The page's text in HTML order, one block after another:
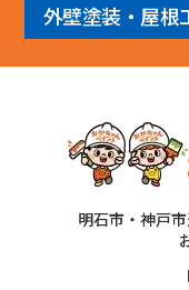
外壁塗装・屋根
明石市・神戸